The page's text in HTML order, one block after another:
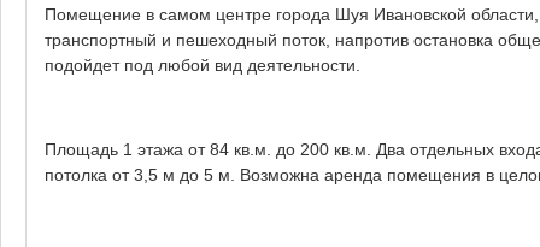
Помещение в самом центре города Шуя Ивановской
транспортный и пешеходный поток, напротив остановка
подойдет под любой вид деятельности.
Площадь 1 этажа от 84 кв.м. до 200 кв.м. Два отдельных
потолка от 3,5 м до 5 м. Возможна аренда помещения в